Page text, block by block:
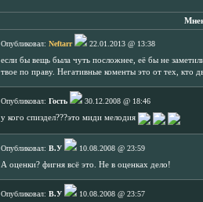
Опубликовал: Neftarr
22.01.2013 @ 13:38
если бы вещь была чуть посложнее, её бы не
твое по праву. Негативные коменты это от тех, кто
Опубликовал: Гость
30.12.2008 @ 18:46
у кого спиздел???это миди мелодия
Опубликовал: В.У
10.08.2008 @ 23:59
А оценки? фигня всё это. Не в оценках дело!
Опубликовал: В.У
10.08.2008 @ 23:57